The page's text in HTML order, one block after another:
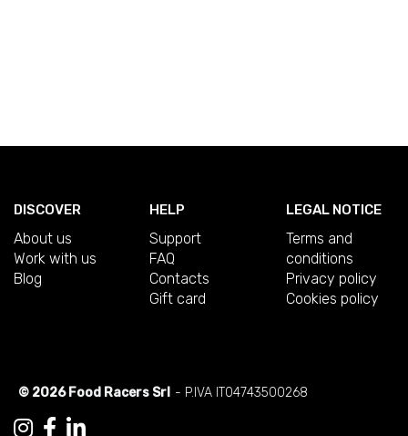
DISCOVER
About us
Work with us
Blog
HELP
Support
FAQ
Contacts
Gift card
LEGAL NOTICE
Terms and
conditions
Privacy policy
Cookies policy
© 2026 Food Racers Srl - P.IVA IT04743500268